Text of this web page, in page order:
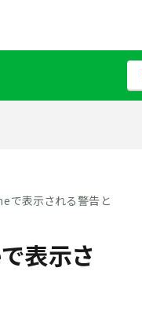
表示される警告と
表示さ